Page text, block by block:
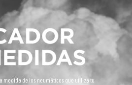
medida de los neumáticos que utiliza tu